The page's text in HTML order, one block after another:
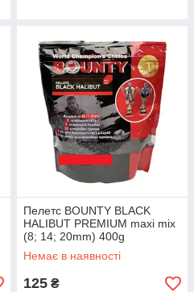
Пелетс BOUNTY BLACK
HALIBUT PREMIUM maxi mix
(8; 14; 20mm) 400g
Немає в наявності
125 ₴